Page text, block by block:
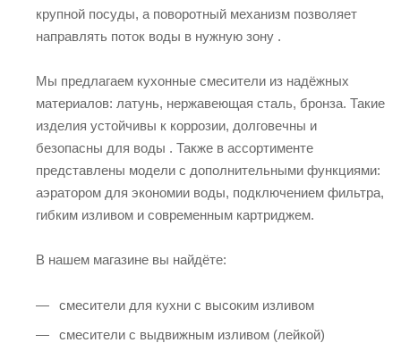
крупной посуды, а поворотный механизм позволяет
направлять поток воды в нужную зону .
Мы предлагаем кухонные смесители из надёжных
материалов: латунь, нержавеющая сталь, бронза. Такие
изделия устойчивы к коррозии, долговечны и
безопасны для воды . Также в ассортименте
представлены модели с дополнительными функциями:
аэратором для экономии воды, подключением фильтра,
гибким изливом и современным картриджем.
В нашем магазине вы найдёте:
смесители для кухни с высоким изливом
смесители с выдвижным изливом (лейкой)